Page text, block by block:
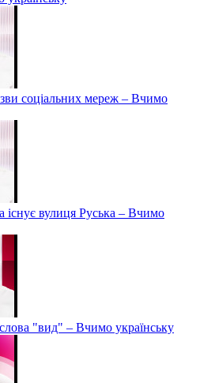
соціальних мереж – Вчимо
існує вулиця Руська – Вчимо
"вид" – Вчимо українську